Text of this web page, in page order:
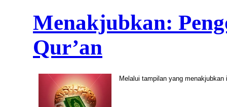
Menakjubkan:
Qur’an
Melalui tampilan yang